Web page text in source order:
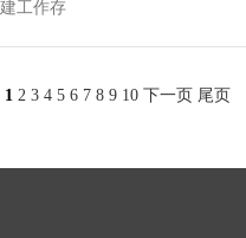
建工作存
1 2 3 4 5 6 7 8 9 10 下一页 尾页